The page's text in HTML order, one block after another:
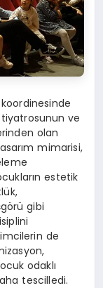
koordinesinde
ve
olan
mimarisi,
estetik
gibi
de
odaklı
tescilledi.